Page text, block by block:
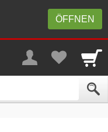
ÖFFNEN